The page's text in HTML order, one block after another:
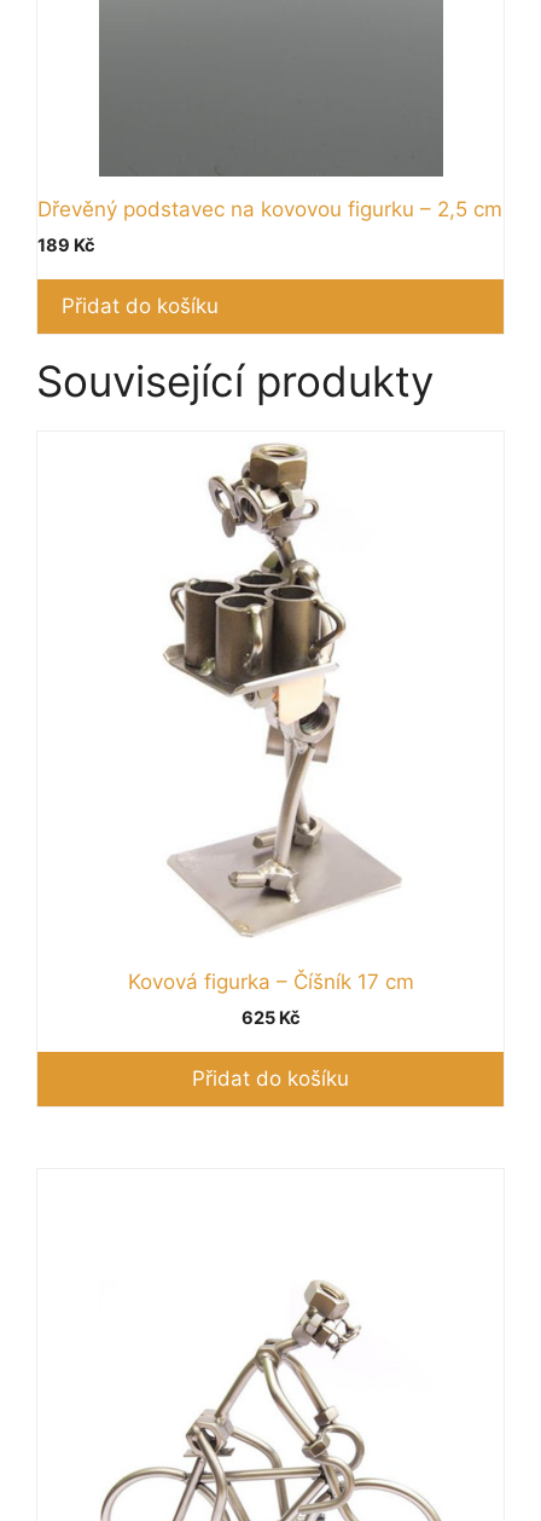
Dřevěný podstavec na kovovou figurku – 2,5 cm
189 Kč
Přidat do košíku
Související produkty
Kovová figurka – Číšník 17 cm
625 Kč
Přidat do košíku